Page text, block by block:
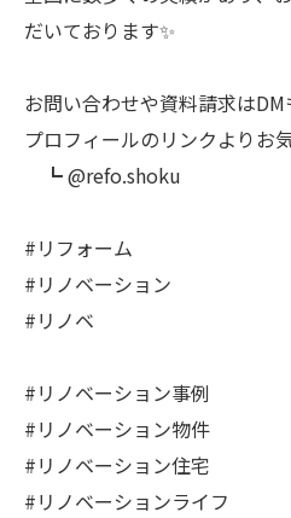
だいております✨
お問い合わせや資料請求はDM
プロフィールのリンクよりお
┗ @refo.shoku
#リフォーム
#リノベーション
#リノベ
#リノベーション事例
#リノベーション物件
#リノベーション住宅
#リノベーションライフ